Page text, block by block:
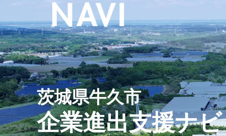
茨城県牛久市
企業進出支援ナビ